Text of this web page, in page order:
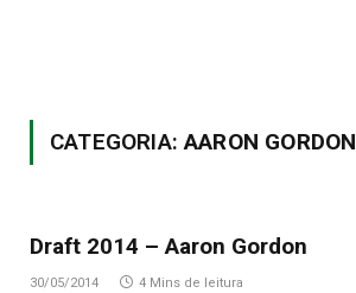
CATEGORIA:AARON GORDON
Draft 2014 – Aaron Gordon
30/05/2014 4 Mins de leitura